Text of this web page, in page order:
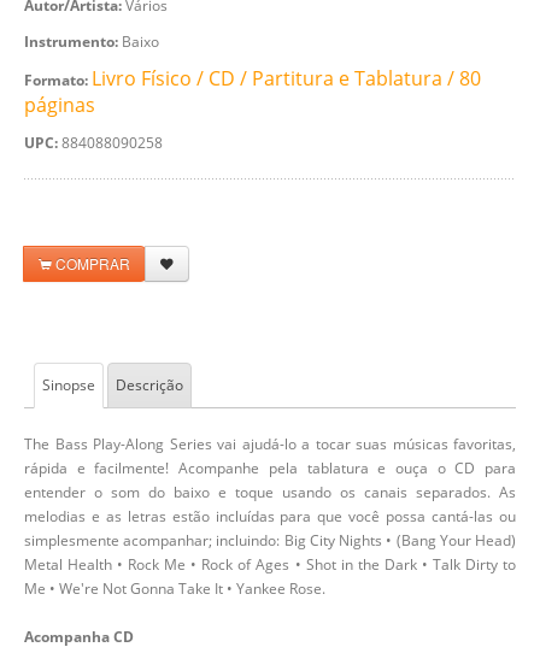
Autor/Artista:Vários
Instrumento: Baixo
Formato: Livro Físico / CD / Partitura e Tablatura / 80
páginas
UPC:884088090258
COMPRAR
Sinopse Descrição
The Bass Play-Along Series vai ajudá-lo a tocar suas músicas favoritas,
rápida e facilmente! Acompanhe pela tablatura e ouça o CD para
entender o som do baixo e toque usando os canais separados. As
melodias e as letras estão incluídas para que você possa cantá-las ou
simplesmente acompanhar; incluindo: Big City Nights • (Bang Your Head)
Metal Health • Rock Me • Rock of Ages • Shot in the Dark • Talk Dirty to
Me • We're Not Gonna Take It • Yankee Rose.
Acompanha CD